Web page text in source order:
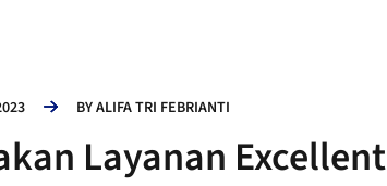
BYALIFA TRI FEBRIANTI
Layanan Excellent